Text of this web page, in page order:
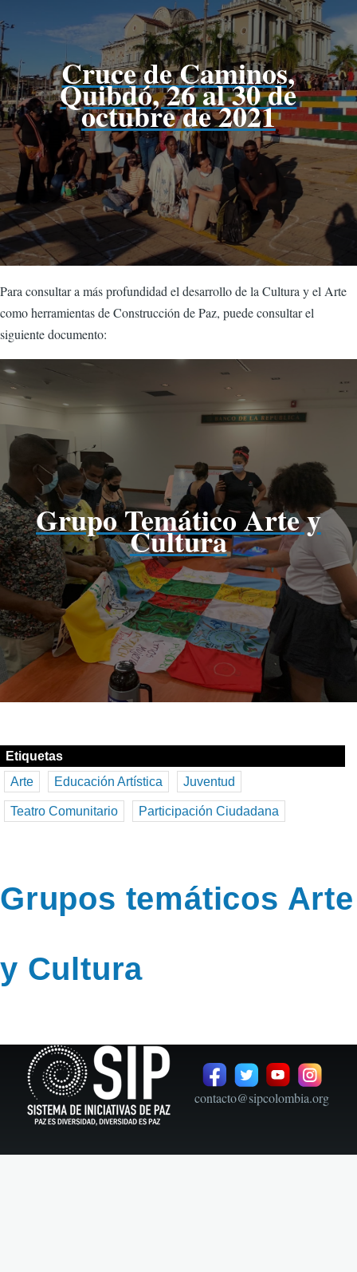
Cruce de Caminos,
Quibdó, 26 al 30 de
octubre de 2021
Para consultar a más profundidad el desarrollo de la Cultura y el Arte
como herramientas de Construcción de Paz, puede consultar el
siguiente documento:
Grupo Temático Arte y
Cultura
Etiquetas
Arte
Educación Artística Juventud
Teatro Comunitario Participación Ciudadana
Grupos temáticos Arte
y Cultura
contacto@sipcolombia.org